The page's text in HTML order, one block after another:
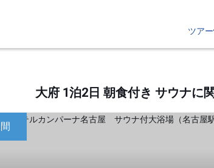
ツア
大府 1泊2日 朝食付き サウナに